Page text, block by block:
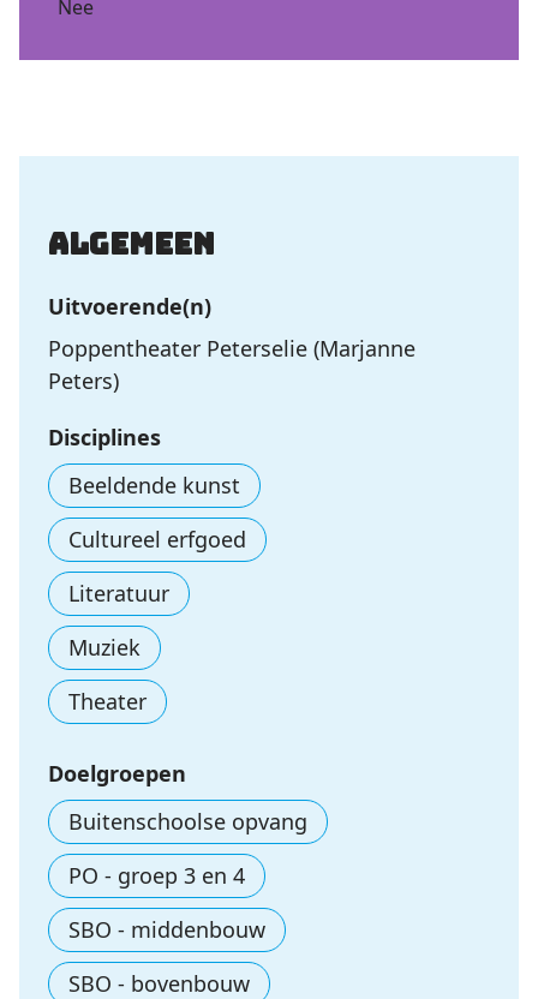
Nee
Algemeen
Uitvoerende(n)
Poppentheater Peterselie (Marjanne
Peters)
Disciplines
Beeldende kunst
Cultureel erfgoed
Literatuur
Muziek
Theater
Doelgroepen
Buitenschoolse opvang
PO - groep 3 en 4
SBO - middenbouw
SBO - bovenbouw